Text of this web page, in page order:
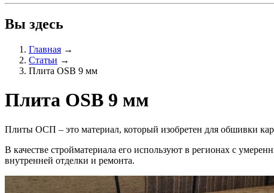
Вы здесь
Главная →
Статьи →
Плита OSB 9 мм
Плита OSB 9 мм
Плиты ОСП – это материал, который изобретен для обшивки
В качестве стройматериала его используют в регионах с
внутренней отделки и ремонта.